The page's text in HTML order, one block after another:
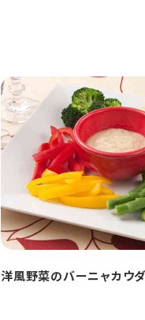
洋風野菜のバーニャカウ